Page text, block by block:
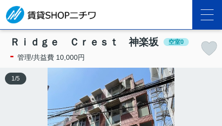
Ｒｉｄｇｅ Ｃｒｅｓｔ 神楽坂 空室0
- 管理/共益費 10,000円
1 /5